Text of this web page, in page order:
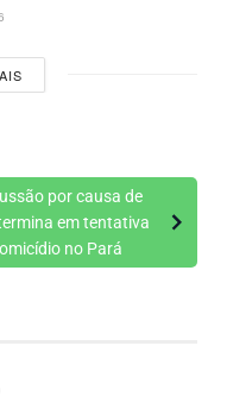
por causa de
em tentativa
no Pará